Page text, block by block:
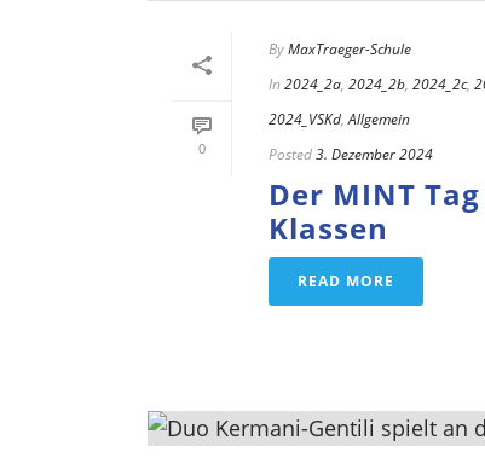
0
ByMaxTraeger-Schule
In 2024_2a, 2024_2b, 2024_2c,
2024_VSKd,Allgemein
Posted3. Dezember 2024
Der MINT
Klassen
READ MORE